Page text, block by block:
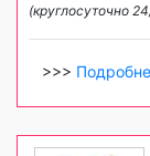
(круглосуточно
>>>